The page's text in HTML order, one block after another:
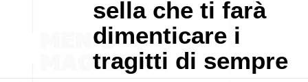
sella che ti farà
dimenticare i
tragitti di sempre